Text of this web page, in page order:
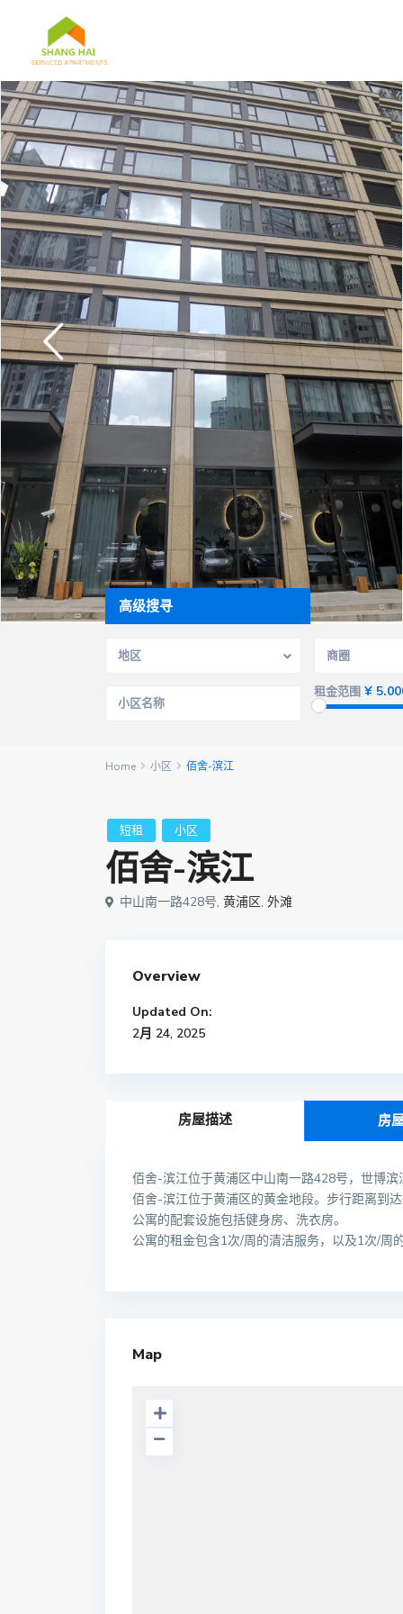
高级搜寻
地区 商圈
租金范围 ¥
Home 小区 佰舍-滨江
短租 小区
佰舍-滨江
中山南一路428号, 黄浦区, 外滩
Overview
Updated On:
2月 24, 2025
房屋描述 房
佰舍-滨江位于黄浦区中山南一路428号，世博
佰舍-滨江位于黄浦区的黄金地段。步行距离到
公寓的配套设施包括健身房、洗衣房。
公寓的租金包含1次/周的清洁服务，以及1次/周
Map